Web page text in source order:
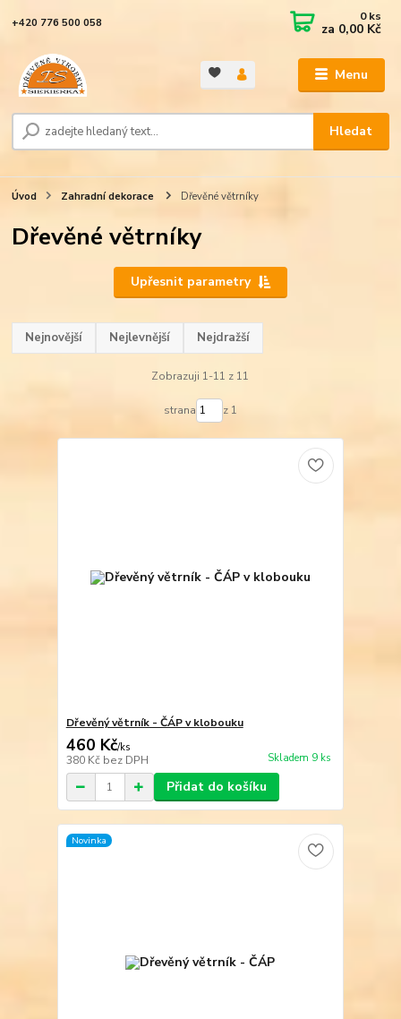
Menu
Hledat
+420 776 500 058 0ks
za 0,00 Kč
Úvod Zahradní dekorace Dřevěné větrníky
Dřevěné větrníky
Upřesnit parametry
Nejnovější Nejlevnější Nejdražší
Zobrazuji 1-11 z 11
strana z 1
Dřevěný větrník - ČÁP v klobouku
460 Kč/ks
380 Kč bez DPH Skladem 9 ks
Přidat do košíku
Novinka